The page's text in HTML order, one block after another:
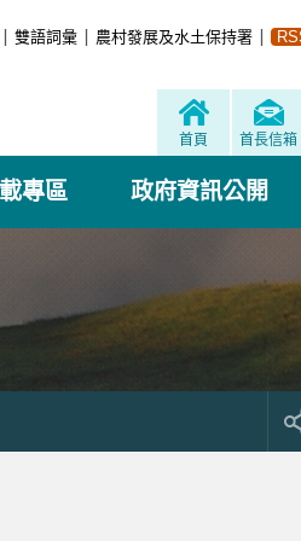
雙語詞彙 農村發展及水土保持署
首頁 首長信箱
專區 政府資訊公開
開
社